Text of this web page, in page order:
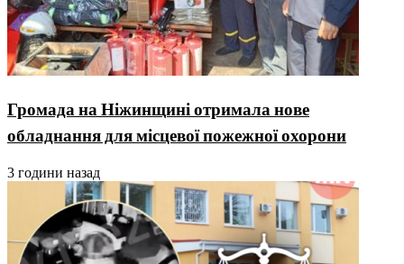
Громада на Ніжинщині отримала нове
обладнання для місцевої пожежної охорони
3 години назад